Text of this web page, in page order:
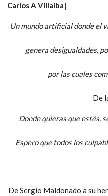
Carlos A Villalba|
Un mundo artificial donde el
genera desigualdades,
por las cuales
De
Donde quieras que estés,
Espero que todos los
De Sergio Maldonado a su